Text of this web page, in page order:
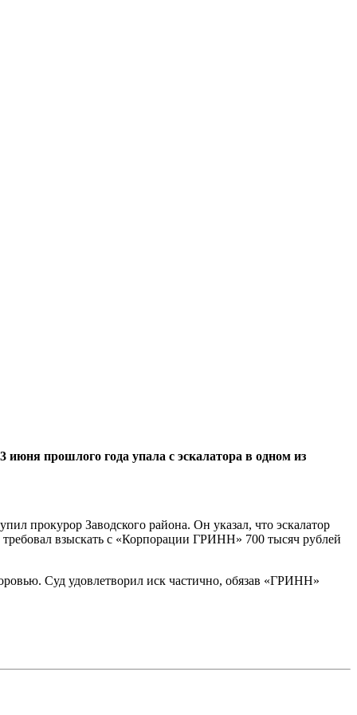
прошлого года упала с эскалатора в одном из
прокурор Заводского района. Он указал, что эскалатор
требовал взыскать с «Корпорации ГРИНН» 700 тысяч рублей
Суд удовлетворил иск частично, обязав «ГРИНН»